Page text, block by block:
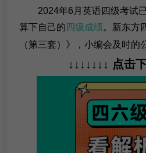
2024年6月英语四级考试已
算下自己的 四级成绩。新东方
（第三套）》，小编会及时的
↓↓↓↓↓↓↓ 点击